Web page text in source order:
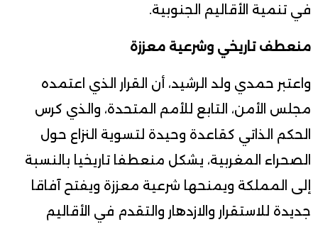
في تنمية الأقاليم الجنوبية.
منعطف تاريخي وشرعية معززة
واعتبر حمدي ولد الرشيد، أن القرار الذي اعتمده
مجلس الأمن، التابع للأمم المتحدة، والذي كرس
الحكم الذاتي كقاعدة وحيدة لتسوية النزاع حول
الصحراء المغربية، يشكل منعطفا تاريخيا بالنسبة
إلى المملكة ويمنحها شرعية معززة ويفتح آفاقا
جديدة للاستقرار والازدهار والتقدم في الأقاليم